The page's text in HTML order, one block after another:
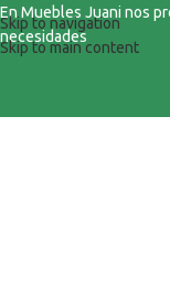
Skip to navigation
Skip to main content
En Muebles Juani nos
necesidades